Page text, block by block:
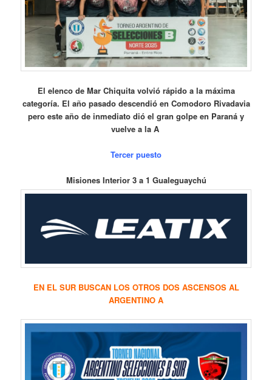
El elenco de Mar Chiquita volvió rápido a la máxima
categoría. El año pasado descendió en Comodoro Rivadavia
pero este año de inmediato dió el gran golpe en Paraná y
vuelve a la A
Tercer puesto
Misiones Interior 3 a 1 Gualeguaychú
EN EL SUR BUSCAN LOS OTROS DOS ASCENSOS AL
ARGENTINO A